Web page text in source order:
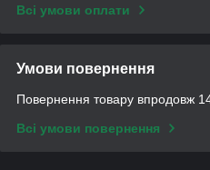
Всі умови оплати
Умови повернення
Повернення товару впродовж
Всі умови повернення